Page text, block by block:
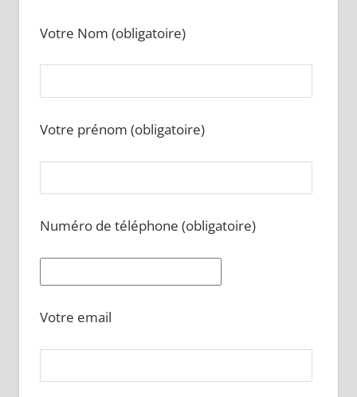
Votre Nom (obligatoire)
Votre prénom (obligatoire)
Numéro de téléphone (obligatoire)
Votre email